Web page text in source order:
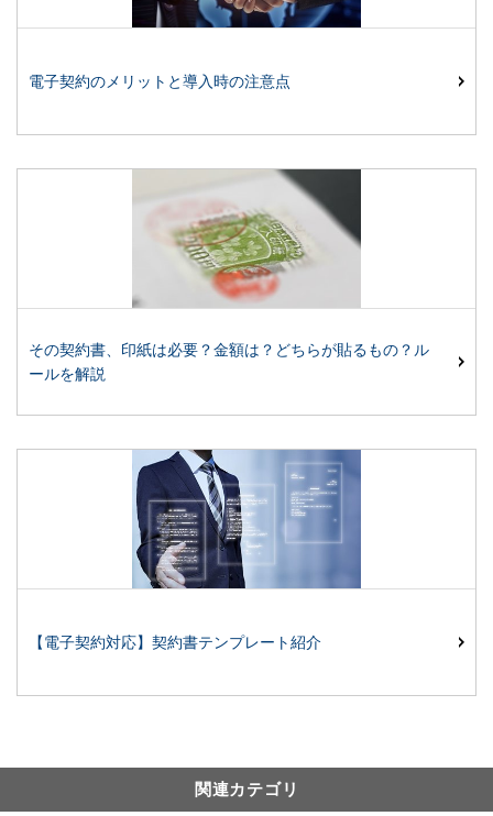
電子契約のメリットと導入時の注意点
その契約書、印紙は必要？金額は？どちらが貼るもの？ル
ールを解説
【電子契約対応】契約書テンプレート紹介
関連カテゴリ